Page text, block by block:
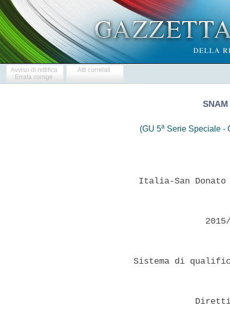
Avviso di rettifica
Errata corrige
Atti correlati
SNAM
(GU 5a Serie Speciale -
Italia-San
Sistema di